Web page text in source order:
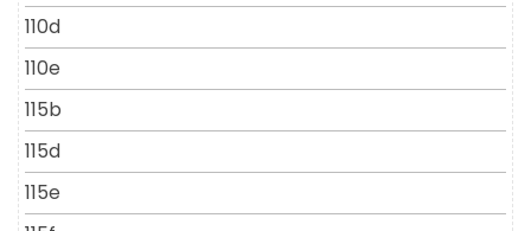
110d
110e
115b
115d
115e